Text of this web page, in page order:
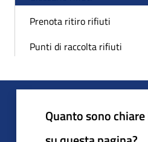
Prenota ritiro rifiuti
Punti di raccolta rifiuti
Quanto sono